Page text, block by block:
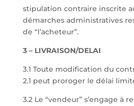
stipulation contraire inscrite
démarches administratives
de “l’acheteur”.
3 – LIVRAISON/DELAI
3.1 Toute modification du
2.1 peut proroger le délai
3.2 Le “vendeur” s’engage à